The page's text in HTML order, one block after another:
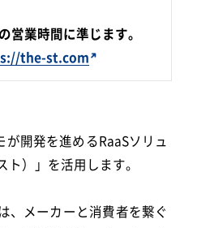
営業時間に準じます。
the-st.com
開発を進めるRaaSソリュ
ト）」を活用します。
、メーカーと消費者を繋ぐ